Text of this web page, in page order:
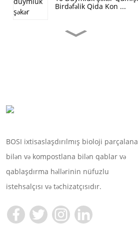
Birdəfəlik Qida Kon ...
TR10S Kompostlana
9 Düymlük Pulsuz
Istifadə Olunan
BOSI ixtisaslaşdırılmış bioloji parçalana
bilən və kompostlana bilən qablar və
qablaşdırma həllərinin nüfuzlu
istehsalçısı və təchizatçısıdır.